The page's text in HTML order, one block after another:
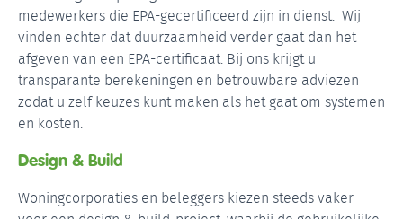
medewerkers die EPA-gecertificeerd zijn in dienst. Wij
vinden echter dat duurzaamheid verder gaat dan het
afgeven van een EPA-certificaat. Bij ons krijgt u
transparante berekeningen en betrouwbare adviezen
zodat u zelf keuzes kunt maken als het gaat om systemen
en kosten.
Design & Build
Woningcorporaties en beleggers kiezen steeds vaker